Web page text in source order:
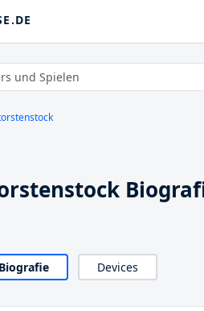
Biografie Devices